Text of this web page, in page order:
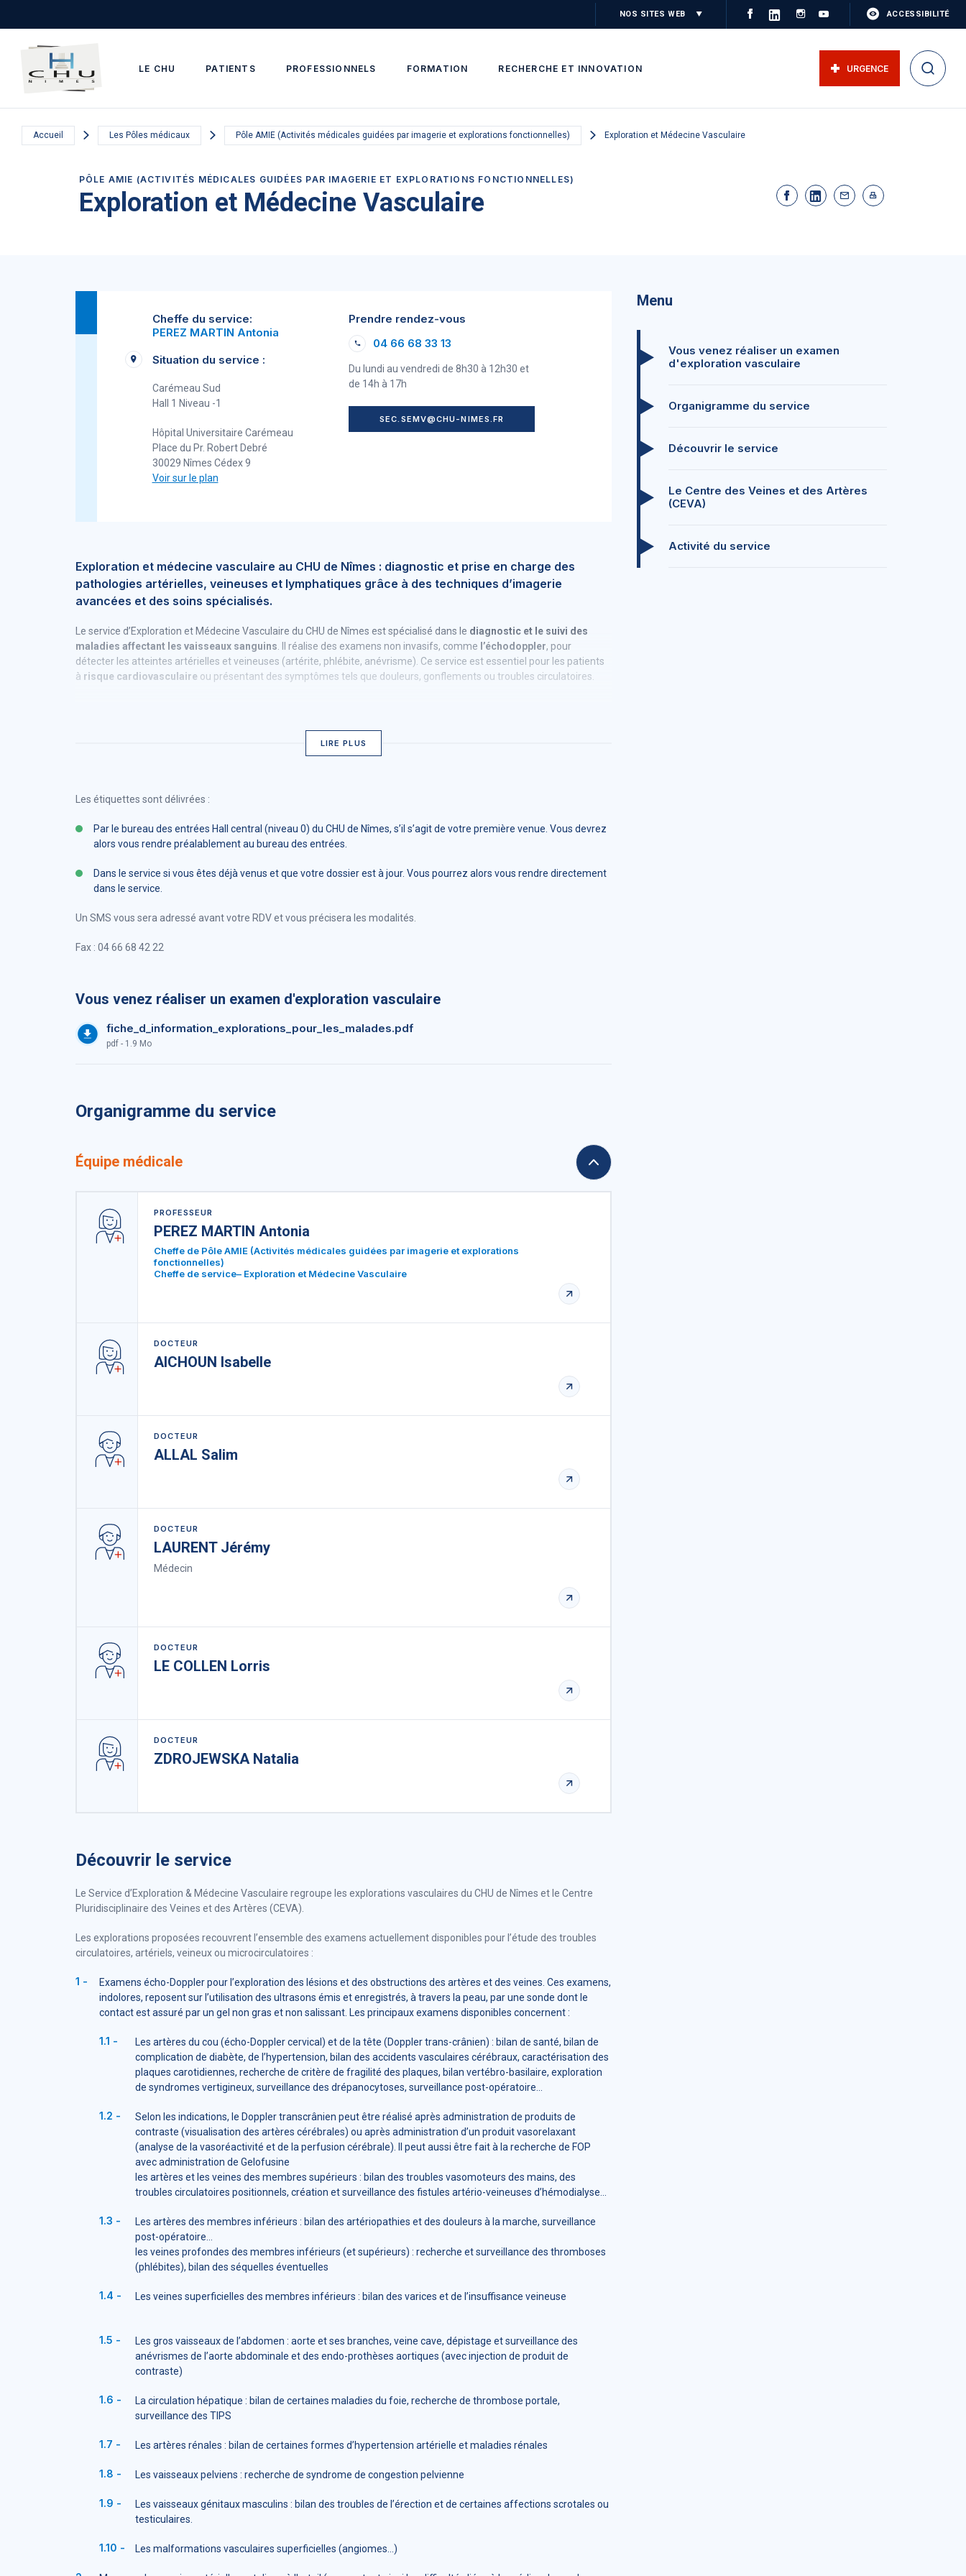
LE CHU PATIENTS PROFESSIONNELS FORMATION RECHERCHE ET INNOVATION
NOS SITES WEB ACCESSIBILITÉ
URGENCE
Accueil Les Pôles médicaux Pôle AMIE (Activités médicales guidées par imagerie et explorations fonctionnelles) Exploration et Médecine Vasculaire
PÔLE AMIE (ACTIVITÉS MÉDICALES GUIDÉES PAR IMAGERIE ET EXPLORATIONS FONCTIONNELLES)
Exploration et Médecine Vasculaire
Cheffe du service:
PEREZ MARTIN Antonia
Situation du service :
Carémeau Sud
Hall 1 Niveau -1
Hôpital Universitaire Carémeau
Place du Pr. Robert Debré
30029 Nîmes Cédex 9
Voir sur le plan
Prendre rendez-vous
04 66 68 33 13
Du lundi au vendredi de 8h30 à 12h30 et
de 14h à 17h
SEC.SEMV@CHU-NIMES.FR
Exploration et médecine vasculaire au CHU de Nîmes : diagnostic et prise en charge des
pathologies artérielles, veineuses et lymphatiques grâce à des techniques d’imagerie
avancées et des soins spécialisés.
Le service d’Exploration et Médecine Vasculaire du CHU de Nîmes est spécialisé dans le diagnostic et le suivi des
maladies affectant les vaisseaux sanguins . Il réalise des examens non invasifs, comme l’échodoppler, pour
détecter les atteintes artérielles et veineuses (artérite, phlébite, anévrisme). Ce service est essentiel pour les patients
à risque cardiovasculaire ou présentant des symptômes tels que douleurs, gonflements ou troubles circulatoires.
LIRE PLUS
Les étiquettes sont délivrées :
Par le bureau des entrées Hall central (niveau 0) du CHU de Nîmes, s’il s’agit de votre première venue. Vous devrez
alors vous rendre préalablement au bureau des entrées.
Dans le service si vous êtes déjà venus et que votre dossier est à jour. Vous pourrez alors vous rendre directement
dans le service.
Un SMS vous sera adressé avant votre RDV et vous précisera les modalités.
Fax : 04 66 68 42 22
Vous venez réaliser un examen d'exploration vasculaire
fiche_d_information_explorations_pour_les_malades.pdf
pdf - 1.9 Mo
Organigramme du service
Équipe médicale
PROFESSEUR
PEREZ MARTIN Antonia
Cheffe de Pôle AMIE (Activités médicales guidées par imagerie et explorations
fonctionnelles)
Cheffe de service– Exploration et Médecine Vasculaire
DOCTEUR
AICHOUN Isabelle
DOCTEUR
ALLAL Salim
DOCTEUR
LAURENT Jérémy
Médecin
DOCTEUR
LE COLLEN Lorris
DOCTEUR
ZDROJEWSKA Natalia
Découvrir le service
Le Service d’Exploration & Médecine Vasculaire regroupe les explorations vasculaires du CHU de Nîmes et le Centre
Pluridisciplinaire des Veines et des Artères (CEVA).
Les explorations proposées recouvrent l’ensemble des examens actuellement disponibles pour l’étude des troubles
circulatoires, artériels, veineux ou microcirculatoires :
Examens écho-Doppler pour l’exploration des lésions et des obstructions des artères et des veines. Ces examens,
indolores, reposent sur l’utilisation des ultrasons émis et enregistrés, à travers la peau, par une sonde dont le
contact est assuré par un gel non gras et non salissant. Les principaux examens disponibles concernent :
Les artères du cou (écho-Doppler cervical) et de la tête (Doppler trans-crânien) : bilan de santé, bilan de
complication de diabète, de l’hypertension, bilan des accidents vasculaires cérébraux, caractérisation des
plaques carotidiennes, recherche de critère de fragilité des plaques, bilan vertébro-basilaire, exploration
de syndromes vertigineux, surveillance des drépanocytoses, surveillance post-opératoire...
Selon les indications, le Doppler transcrânien peut être réalisé après administration de produits de
contraste (visualisation des artères cérébrales) ou après administration d’un produit vasorelaxant
(analyse de la vasoréactivité et de la perfusion cérébrale). Il peut aussi être fait à la recherche de FOP
avec administration de Gelofusine
les artères et les veines des membres supérieurs : bilan des troubles vasomoteurs des mains, des
troubles circulatoires positionnels, création et surveillance des fistules artério-veineuses d’hémodialyse...
Les artères des membres inférieurs : bilan des artériopathies et des douleurs à la marche, surveillance
post-opératoire…
les veines profondes des membres inférieurs (et supérieurs) : recherche et surveillance des thromboses
(phlébites), bilan des séquelles éventuelles
Les veines superficielles des membres inférieurs : bilan des varices et de l’insuffisance veineuse
Les gros vaisseaux de l’abdomen : aorte et ses branches, veine cave, dépistage et surveillance des
anévrismes de l’aorte abdominale et des endo-prothèses aortiques (avec injection de produit de
contraste)
La circulation hépatique : bilan de certaines maladies du foie, recherche de thrombose portale,
surveillance des TIPS
Les artères rénales : bilan de certaines formes d’hypertension artérielle et maladies rénales
Les vaisseaux pelviens : recherche de syndrome de congestion pelvienne
Les vaisseaux génitaux masculins : bilan des troubles de l’érection et de certaines affections scrotales ou
testiculaires.
Les malformations vasculaires superficielles (angiomes…)
Menu
Vous venez réaliser un examen
d'exploration vasculaire
Organigramme du service
Découvrir le service
Le Centre des Veines et des Artères
(CEVA)
Activité du service